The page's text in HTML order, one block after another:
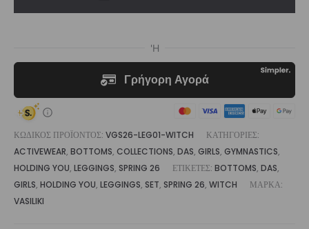
Vasiliki
ΚΩΔΙΚΌΣ ΠΡΟΪΌΝΤΟΣ: VGS26-LEG01-WITCH
ΚΑΤΗΓΟΡΊΕΣ:
ACTIVEWEAR, BOTTOMS, COLLECTIONS, DAS, GIRLS, GYMNASTICS,
HOLDING YOU, LEGGINGS, SPRING 26 ΕΤΙΚΈΤΕΣ: BOTTOMS, DAS,
GIRLS, HOLDING YOU, LEGGINGS, SET, SPRING 26, WITCH
ΜΆΡΚΑ:
VASILIKI